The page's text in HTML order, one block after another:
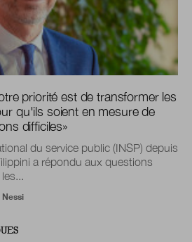
priorité est de transformer les
qu'ils soient en mesure de
difficiles»
du service public (INSP) depuis
a répondu aux questions